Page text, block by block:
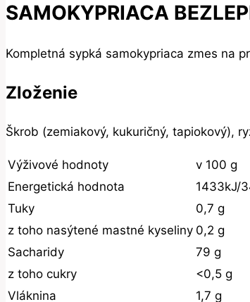
SAMOKYPRIACA
Kompletná sypká samokypriaca zmes na
Zloženie
Škrob (zemiakový, kukuričný, tapiokový),
Výživové hodnoty
v 100 g
Energetická hodnota
1433kJ/
Tuky
0,7 g
z toho nasýtené mastné kyseliny 0,2 g
Sacharidy
79 g
z toho cukry
<0,5 g
Vláknina
1,7 g